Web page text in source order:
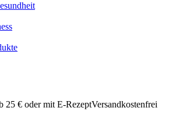
25 € oder mit E-RezeptVersandkostenfrei